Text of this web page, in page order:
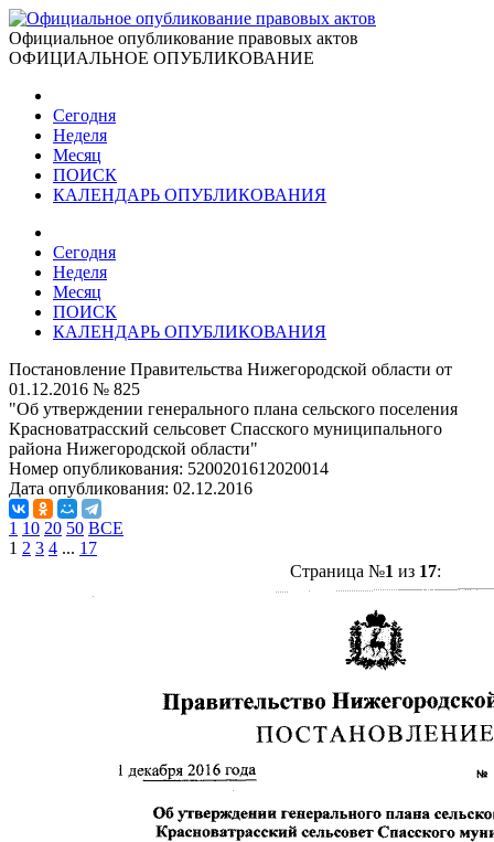
Официальное опубликование правовых актов
ОФИЦИАЛЬНОЕ ОПУБЛИКОВАНИЕ
Сегодня
Неделя
Месяц
ПОИСК
КАЛЕНДАРЬ ОПУБЛИКОВАНИЯ
Сегодня
Неделя
Месяц
ПОИСК
КАЛЕНДАРЬ ОПУБЛИКОВАНИЯ
Постановление Правительства Нижегородской области от
01.12.2016 № 825
"Об утверждении генерального плана сельского поселения
Красноватрасский сельсовет Спасского муниципального
района Нижегородской области"
Номер опубликования: 5200201612020014
Дата опубликования: 02.12.2016
1 10 20 50 ВСЕ
1 2 3 4 ... 17
Страница №1 из 17: